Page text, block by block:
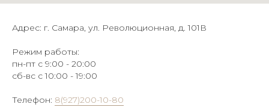
Адрес: г. Самара, ул. Революционная, д. 101В
Режим работы:
пн-пт с 9:00 - 20:00
сб-вс с 10:00 - 19:00
Телефон: 8(927)200-10-80